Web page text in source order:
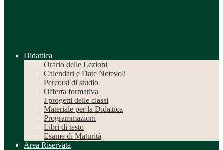
Didattica
Orario delle Lezioni
Calendari e Date Notevoli
Percorsi di studio
Offerta formativa
I progetti delle classi
Materiale per la Didattica
Programmazioni
Libri di testo
Esame di Maturità
Area Riservata